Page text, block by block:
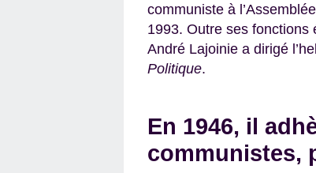
communiste à
1993. Outre ses fonctions
André Lajoinie a dirigé
Politique.
En 1946, il
communistes,